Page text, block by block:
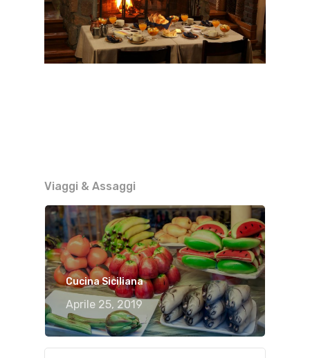
Viaggi & Assaggi
Cucina Siciliana
Aprile 25, 2019